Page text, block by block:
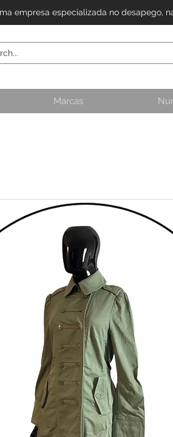
empresa especializada no desapego,
Marcas